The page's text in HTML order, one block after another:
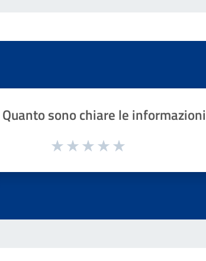
Quanto sono chiare le
Valuta da 1 a 5 stelle la pagina